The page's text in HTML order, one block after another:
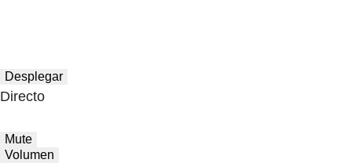
Desplegar
Directo
Mute
Volumen